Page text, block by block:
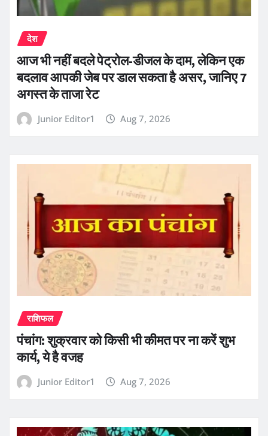
देश
आज भी नहीं बदले पेट्रोल-डीजल के दाम, लेकिन एक
बदलाव आपकी जेब पर डाल सकता है असर, जानिए 7
अगस्त के ताजा रेट
Junior Editor1 Aug 7, 2026
राशिफल
पंचांग: शुक्रवार को किसी भी कीमत पर ना करें शुभ
कार्य, ये है वजह
Junior Editor1 Aug 7, 2026